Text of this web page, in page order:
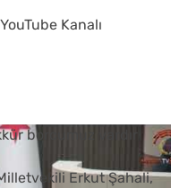
Kanalı
borcumuz vardır
Erkut Şahali,